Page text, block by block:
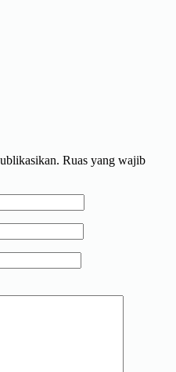
Ruas yang wajib